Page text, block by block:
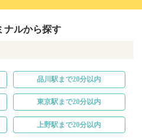
ナルから探す
品川駅まで20分以内
東京駅まで20分以内
上野駅まで20分以内